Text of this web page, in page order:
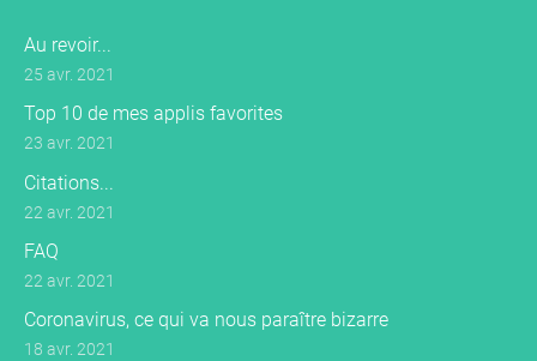
Au revoir...
25 avr. 2021
Top 10 de mes applis favorites
23 avr. 2021
Citations...
22 avr. 2021
FAQ
22 avr. 2021
Coronavirus, ce qui va nous paraître bizarre
18 avr. 2021